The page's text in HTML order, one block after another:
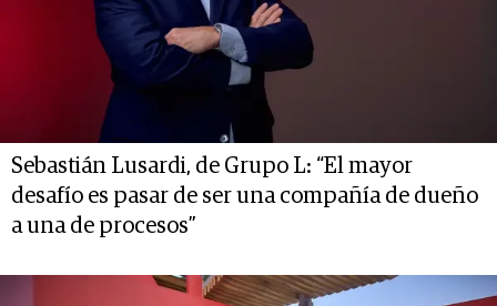
Sebastián Lusardi, de Grupo L: “El mayor
desafío es pasar de ser una compañía de dueño
a una de procesos”